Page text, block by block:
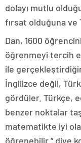
dolayı mutlu
fırsat olduğuna ve
Dan, 1600
öğrenmeyi tercih
ile
İngilizce değil,
gördüler. Türkçe,
benzer noktalar
matematikte iyi
öğrenebilir.” diye